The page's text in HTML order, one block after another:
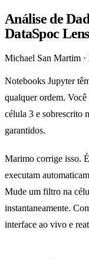
Análise de
DataSpoc Lens
Michael San Martim
Notebooks Jupyter
qualquer ordem. Você
célula 3 e sobrescrito
garantidos.
Marimo corrige isso.
executam
Mude um filtro na
instantaneamente.
interface ao vivo e